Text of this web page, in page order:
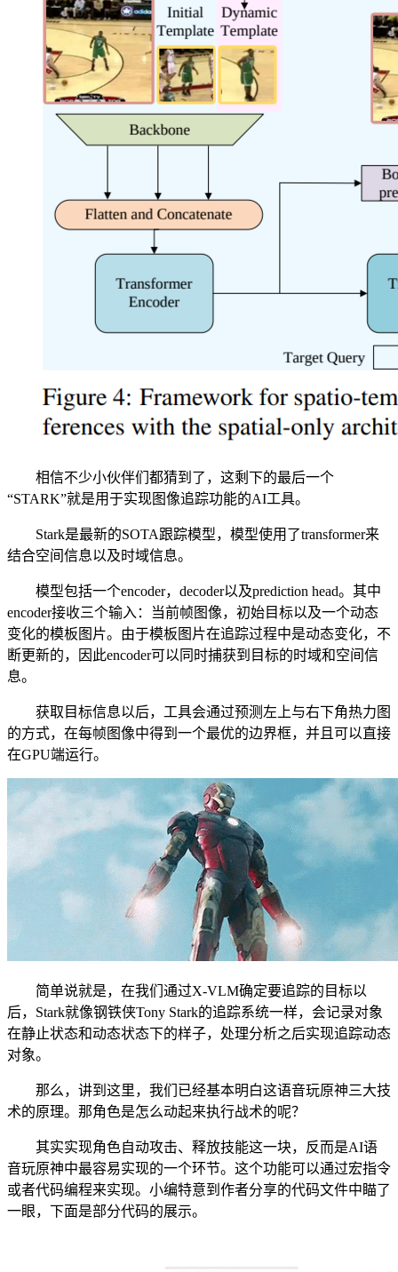
相信不少小伙伴们都猜到了，这剩下的最后一个
“STARK”就是用于实现图像追踪功能的AI工具。
Stark是最新的SOTA跟踪模型，模型使用了transformer来
结合空间信息以及时域信息。
模型包括一个encoder，decoder以及prediction head。其中
encoder接收三个输入：当前帧图像，初始目标以及一个动态
变化的模板图片。由于模板图片在追踪过程中是动态变化，不
断更新的，因此encoder可以同时捕获到目标的时域和空间信
息。
获取目标信息以后，工具会通过预测左上与右下角热力图
的方式，在每帧图像中得到一个最优的边界框，并且可以直接
在GPU端运行。
简单说就是，在我们通过X-VLM确定要追踪的目标以
后，Stark就像钢铁侠Tony Stark的追踪系统一样，会记录对象
在静止状态和动态状态下的样子，处理分析之后实现追踪动态
对象。
那么，讲到这里，我们已经基本明白这语音玩原神三大技
术的原理。那角色是怎么动起来执行战术的呢？
其实实现角色自动攻击、释放技能这一块，反而是AI语
音玩原神中最容易实现的一个环节。这个功能可以通过宏指令
或者代码编程来实现。小编特意到作者分享的代码文件中瞄了
一眼，下面是部分代码的展示。